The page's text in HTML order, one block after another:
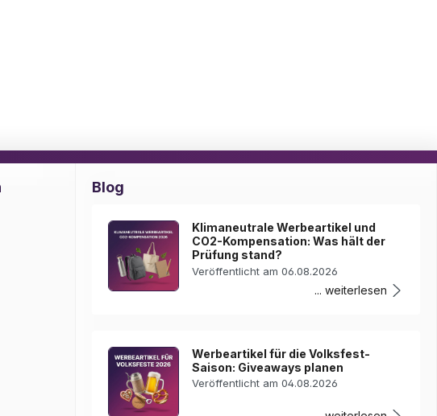
Blog
Klimaneutrale Werbeartikel und
CO2-Kompensation: Was hält der
Prüfung stand?
Veröffentlicht am 06.08.2026
... weiterlesen
Werbeartikel für die Volksfest-
Saison: Giveaways planen
Veröffentlicht am 04.08.2026